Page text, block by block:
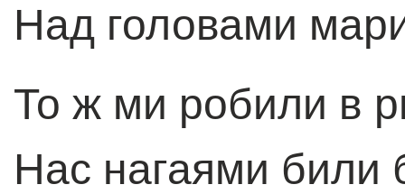
Над головами
То ж ми робили в
Нас нагаями